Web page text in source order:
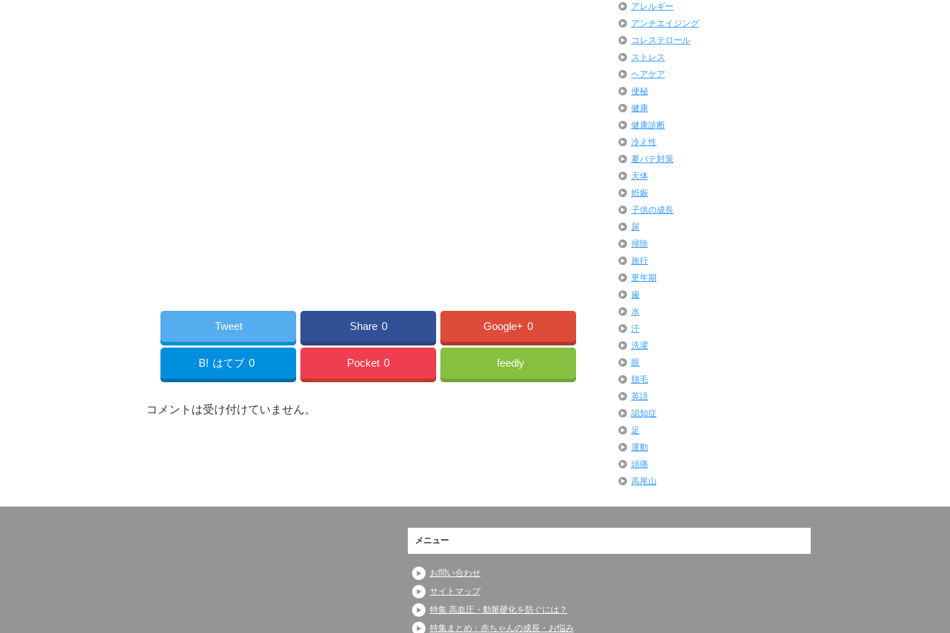
Tweet Share 0 Google+ 0
B! はてブ 0 Pocket 0 feedly
コメントは受け付けていません。
アレルギー
アンチエイジング
コレステロール
ストレス
ヘアケア
便秘
健康
健康診断
冷え性
夏バテ対策
天体
姙娠
子供の成長
尿
掃除
旅行
更年期
歯
水
汗
洗濯
眼
脱毛
英語
認知症
足
運動
頭痛
高尾山
メニュー
お問い合わせ
サイトマップ
特集 高血圧・動脈硬化を防ぐには？
特集まとめ：赤ちゃんの成長・お悩み